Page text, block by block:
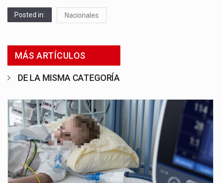
Posted in: Nacionales
MÁS ARTÍCULOS
DE LA MISMA CATEGORÍA